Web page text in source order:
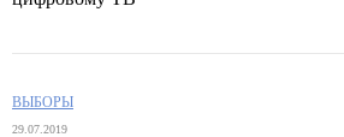
ВЫБОРЫ
29.07.2019